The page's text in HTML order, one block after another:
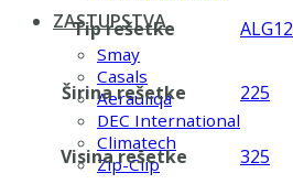
ZASTUPSTVA
Smay
Casals
Aerauliqa
DEC International
Climatech
Zip-Clip
Tip rešetke ALG12
Širina rešetke 225
Visina rešetke 325